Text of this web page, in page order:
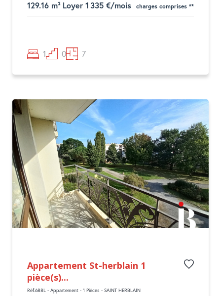
129.16 m² Loyer 1 335 €/mois charges comprises **
1 0 7
Appartement St-herblain 1
pièce(s)...
Réf.688L - Appartement - 1 Pièces - SAINT HERBLAIN